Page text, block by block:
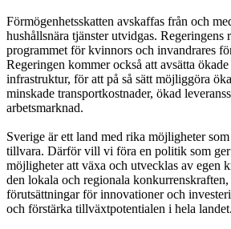
Förmögenhetsskatten avskaffas från och
hushållsnära tjänster utvidgas. Regeringens
programmet för kvinnors och invandrares
Regeringen kommer också att avsätta
infrastruktur, för att på så sätt möjliggöra
minskade transportkostnader, ökad
arbetsmarknad.
Sverige är ett land med rika möjligheter
tillvara. Därför vill vi föra en politik som
möjligheter att växa och utvecklas av egen
den lokala och regionala konkurrenskraften,
förutsättningar för innovationer och
och förstärka tillväxtpotentialen i hela landet.